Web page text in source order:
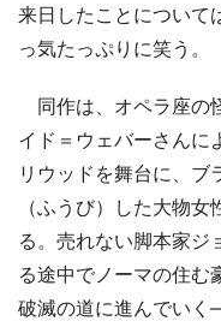
来日したことについて
っ気たっぷりに笑う。
同作は、オペラ座の
イド＝ウェバーさんに
リウッドを舞台に、ブ
（ふうび）した大物
る。売れない脚本家ジ
る途中でノーマの住む
破滅の道に進んでいく